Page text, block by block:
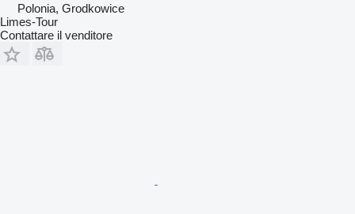
Polonia, Grodkowice
Limes-Tour
Contattare il venditore